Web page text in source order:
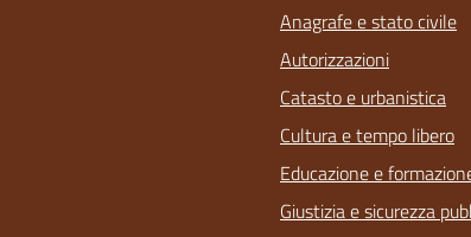
Anagrafe e stato civile
Autorizzazioni
Catasto e urbanistica
Cultura e tempo libero
Educazione e
Giustizia e sicurezza